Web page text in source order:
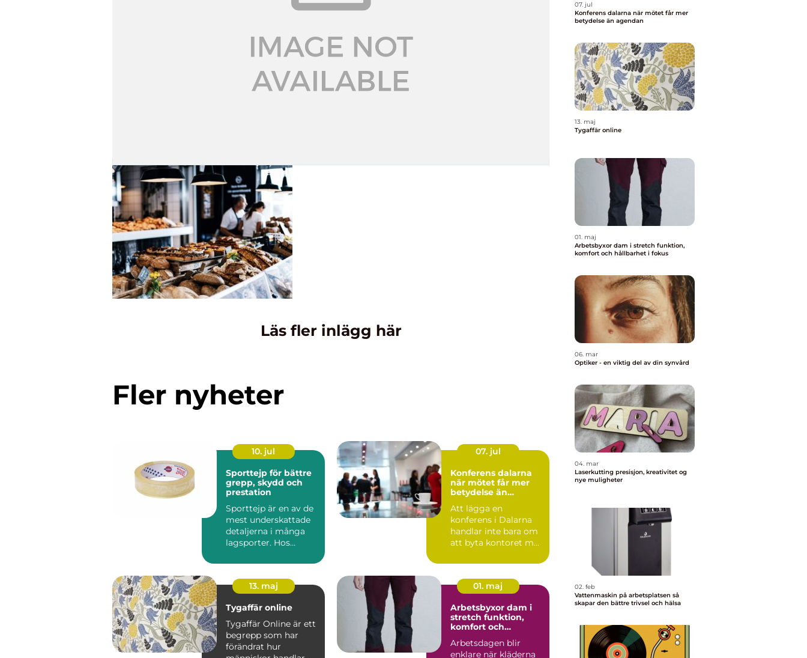
Läs fler inlägg här
Fler nyheter
10. jul
Sporttejp för bättre
grepp, skydd och
prestation
Sporttejp är en av de
mest underskattade
detaljerna i många
lagsporter. Hos
07. jul
Konferens dalarna
när mötet får mer
betydelse än
Att lägga en
konferens i Dalarna
handlar inte bara om
att byta kontoret mot
påve...
13. maj
Tygaffär online
Tygaffär Online är ett
begrepp som har
förändrat hur
01. maj
Arbetsbyxor dam i
stretch funktion,
komfort och
Arbetsdagen blir
enklare när kläderna
07. jul
Konferens dalarna när mötet får mer
betydelse än agendan
13. maj
Tygaffär online
01. maj
Arbetsbyxor dam i stretch funktion,
komfort och hållbarhet i fokus
06. mar
Optiker - en viktig del av din synvård
04. mar
Laserkutting presisjon, kreativitet og
nye muligheter
02. feb
Vattenmaskin på arbetsplatsen så
skapar den bättre trivsel och hälsa